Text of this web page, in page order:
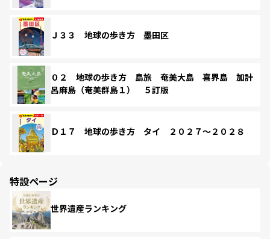
Ｊ３３ 地球の歩き方 墨田区
０２ 地球の歩き方 島旅 奄美大島 喜界島 加計
呂麻島（奄美群島１） ５訂版
Ｄ１７ 地球の歩き方 タイ ２０２７～２０２８
特設ページ
世界遺産ランキング